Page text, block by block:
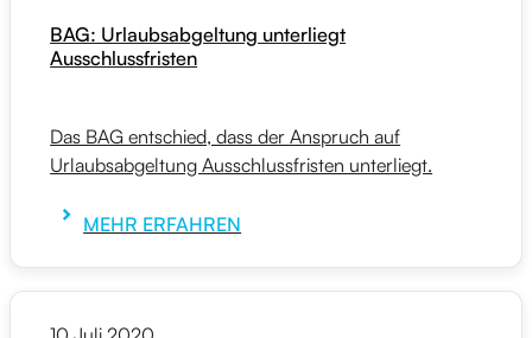
BAG: Urlaubsabgeltung unterliegt
Ausschlussfristen
Das BAG entschied, dass der Anspruch auf
Urlaubsabgeltung Ausschlussfristen unterliegt.
MEHR ERFAHREN